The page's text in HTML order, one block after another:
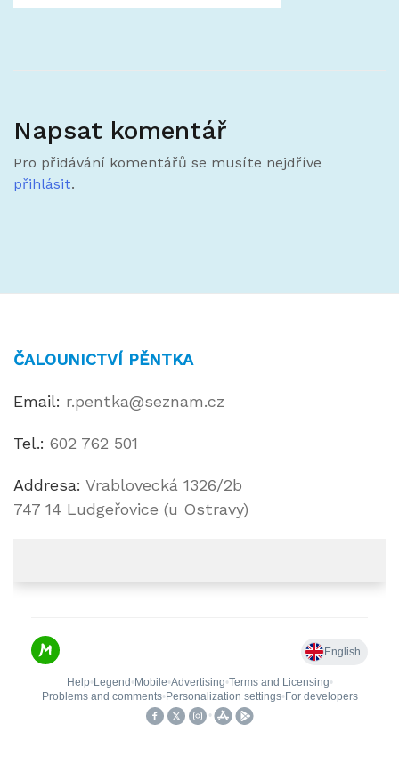
Napsat komentář
Pro přidávání komentářů se musíte nejdříve
přihlásit.
ČALOUNICTVÍ PĚNTKA
Email: r.pentka@seznam.cz
Tel.: 602 762 501
Addresa: Vrablovecká 1326/2b
747 14 Ludgeřovice (u Ostravy)